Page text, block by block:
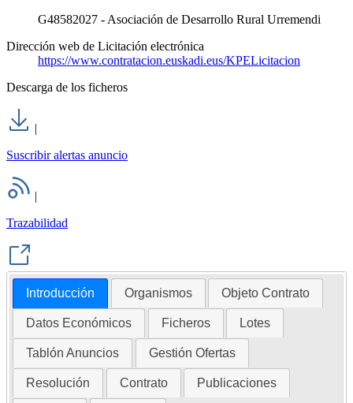
G48582027 - Asociación de Desarrollo Rural Urremendi
Dirección web de Licitación electrónica
https://www.contratacion.euskadi.eus/KPELicitacion
Descarga de los ficheros
|
Suscribir alertas anuncio
|
Trazabilidad
Introducción Organismos Objeto Contrato
Datos Económicos Ficheros Lotes
Tablón Anuncios Gestión Ofertas
Resolución Contrato Publicaciones